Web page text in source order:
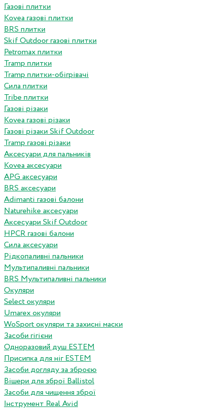
Газові плитки
Kovea газові плитки
BRS плитки
Skif Outdoor газові плитки
Petromax плитки
Tramp плитки
Tramp плитки-обігрівачі
Сила плитки
Tribe плитки
Газові різаки
Kovea газові різаки
Газові різаки Skif Outdoor
Tramp газові різаки
Аксесуари для пальників
Kovea аксесуари
APG аксесуари
BRS аксесуари
Adimanti газові балони
Naturehike аксесуари
Аксесуари Skif Outdoor
HPCR газові балони
Сила аксесуари
Рідкопаливні пальники
Мультипаливні пальники
BRS Мультипаливні пальники
Окуляри
Select окуляри
Umarex окуляри
WoSport окуляри та захисні маски
Засоби гігієни
Одноразовий душ ESTEM
Присипка для ніг ESTEM
Засоби догляду за зброєю
Вішери для зброї Ballistol
Засоби для чищення зброї
Інструмент Real Avid